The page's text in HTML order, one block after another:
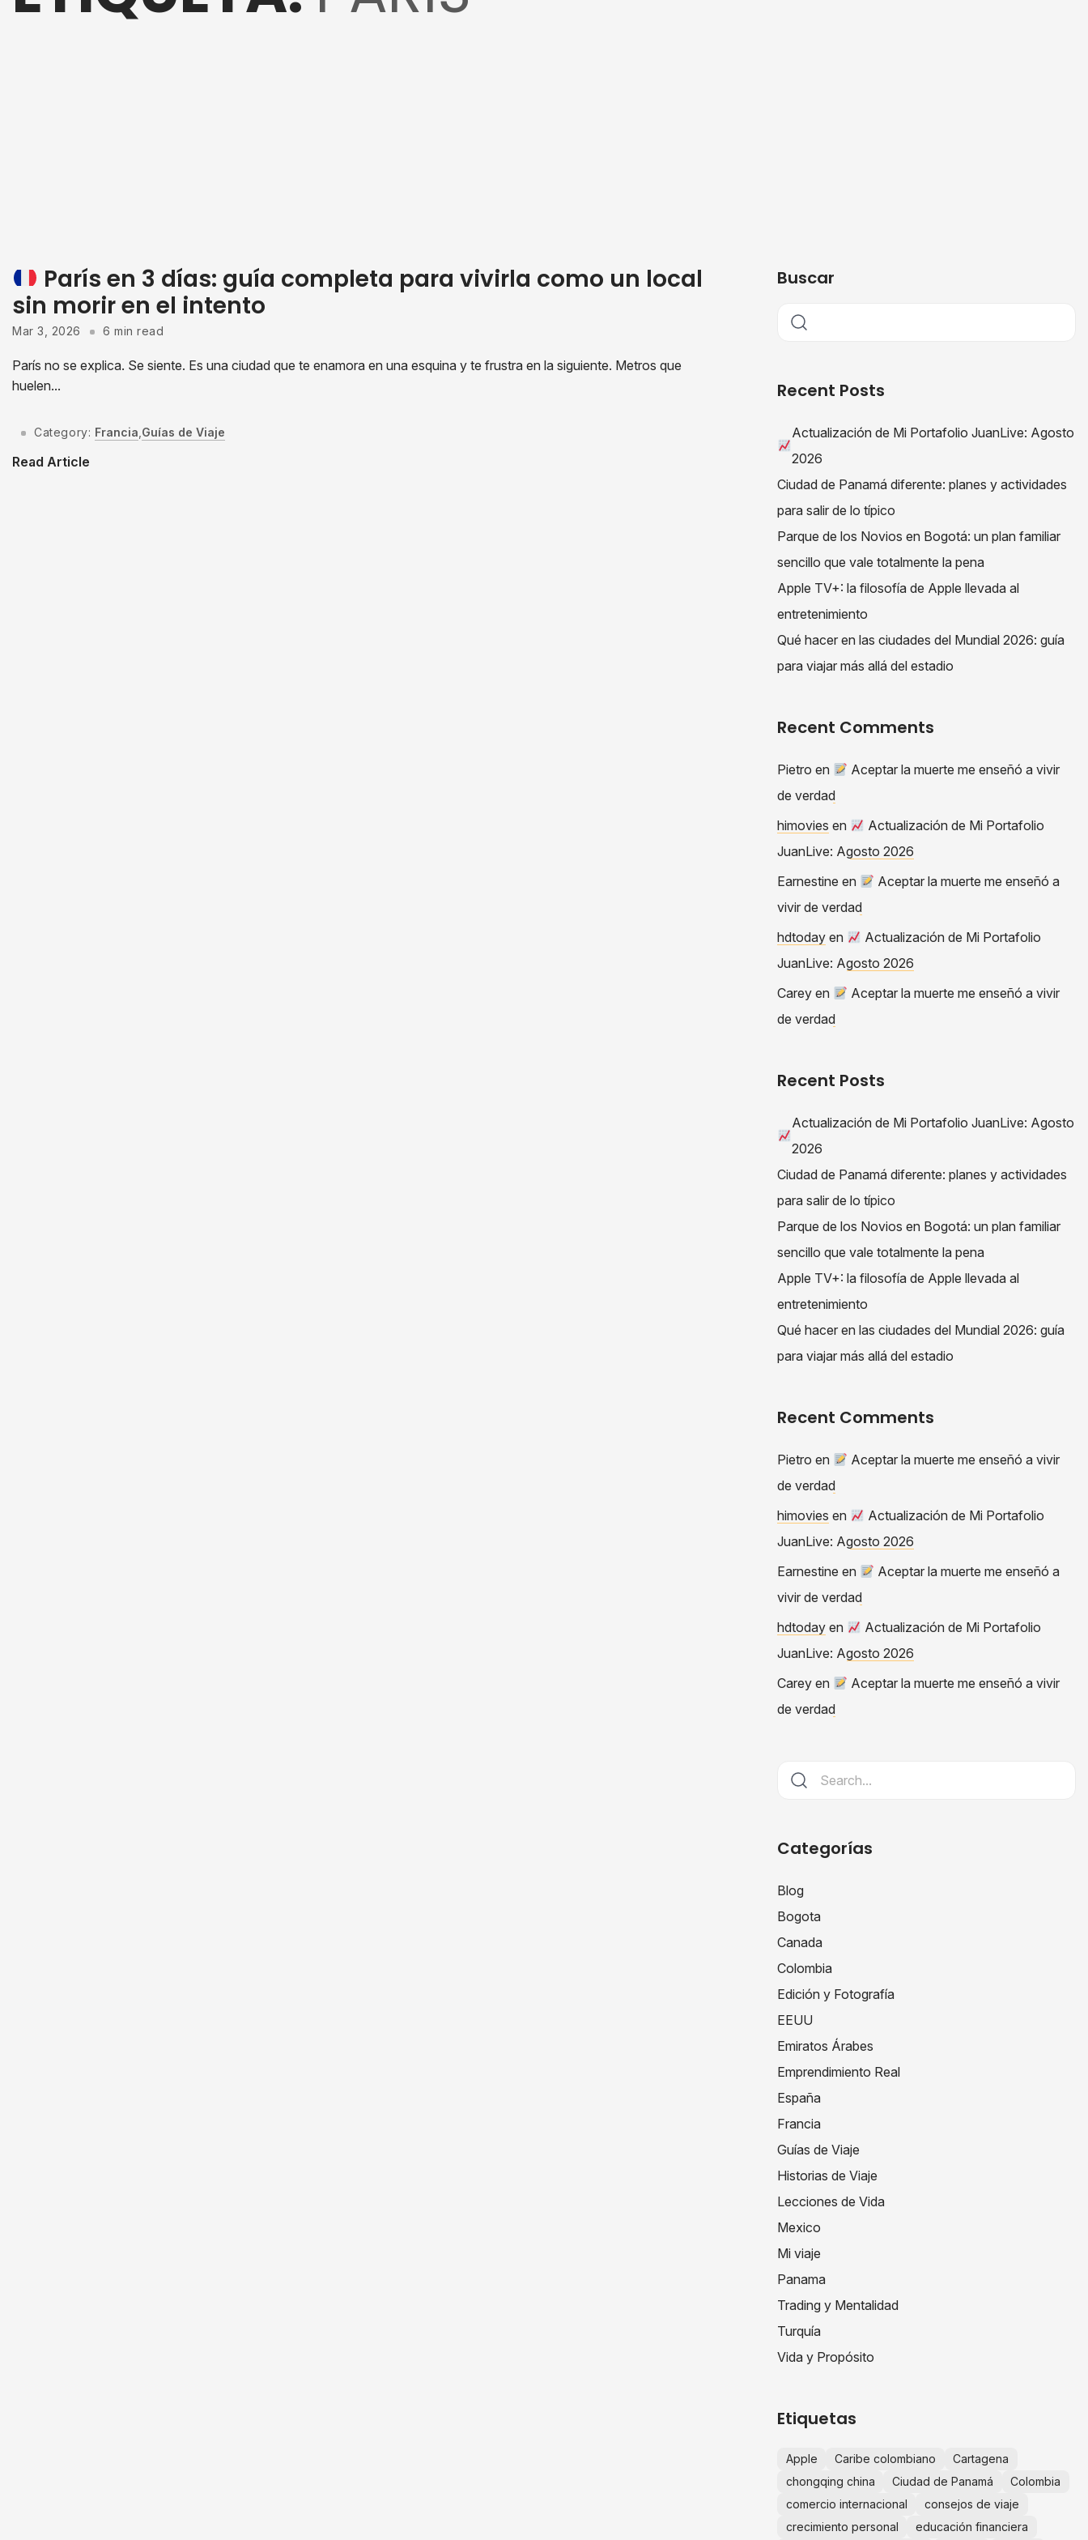
París en 3 días: guía completa para vivirla como un local
sin morir en el intento
Mar 3, 2026 6 min read
París no se explica. Se siente. Es una ciudad que te enamora en una esquina y te frustra en la siguiente. Metros que
huelen...
Category: Francia Guías de Viaje
Read Article
Buscar
Recent Posts
Actualización de Mi Portafolio JuanLive: Agosto
2026
Ciudad de Panamá diferente: planes y actividades
para salir de lo típico
Parque de los Novios en Bogotá: un plan familiar
sencillo que vale totalmente la pena
Apple TV+: la filosofía de Apple llevada al
entretenimiento
Qué hacer en las ciudades del Mundial 2026: guía
para viajar más allá del estadio
Recent Comments
Pietro en
Aceptar la muerte me enseñó a vivir
de verdad
himovies en
Actualización de Mi Portafolio
JuanLive: Agosto 2026
Earnestine en
Aceptar la muerte me enseñó a
vivir de verdad
hdtoday en
Actualización de Mi Portafolio
JuanLive: Agosto 2026
Carey en
Aceptar la muerte me enseñó a vivir
de verdad
Recent Posts
Actualización de Mi Portafolio JuanLive: Agosto
2026
Ciudad de Panamá diferente: planes y actividades
para salir de lo típico
Parque de los Novios en Bogotá: un plan familiar
sencillo que vale totalmente la pena
Apple TV+: la filosofía de Apple llevada al
entretenimiento
Qué hacer en las ciudades del Mundial 2026: guía
para viajar más allá del estadio
Recent Comments
Pietro en
Aceptar la muerte me enseñó a vivir
de verdad
himovies en
Actualización de Mi Portafolio
JuanLive: Agosto 2026
Earnestine en
Aceptar la muerte me enseñó a
vivir de verdad
hdtoday en
Actualización de Mi Portafolio
JuanLive: Agosto 2026
Carey en
Aceptar la muerte me enseñó a vivir
de verdad
Categorías
Blog
Bogota
Canada
Colombia
Edición y Fotografía
EEUU
Emiratos Árabes
Emprendimiento Real
España
Francia
Guías de Viaje
Historias de Viaje
Lecciones de Vida
Mexico
Mi viaje
Panama
Trading y Mentalidad
Turquía
Vida y Propósito
Etiquetas
Apple Caribe colombiano
Cartagena
chongqing china
Ciudad de Panamá
Colombia
comercio internacional
consejos de viaje
crecimiento personal
educación financiera